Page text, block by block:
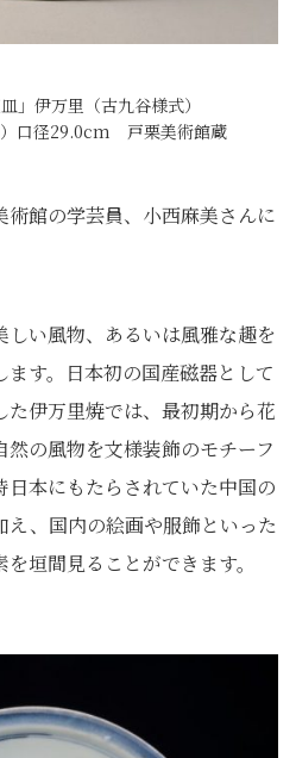
」伊万里（古九谷様式）
）口径29.0cm 戸栗美術館蔵
館の学芸員、小西麻美さんに
しい風物、あるいは風雅な趣を
す。日本初の国産磁器として
伊万里焼では、最初期から花
の風物を文様装飾のモチーフ
日本にもたらされていた中国の
、国内の絵画や服飾といった
垣間見ることができます。